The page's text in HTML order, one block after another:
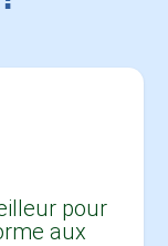
pour
aux